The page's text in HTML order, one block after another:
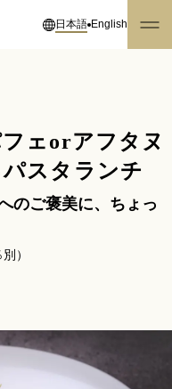
日本語 English
ェorアフタヌ
スタランチ
のご褒美に、ちょっ
）